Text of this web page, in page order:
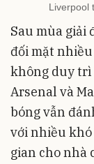
Liverpool
Sau mùa giải
đối mặt
không duy trì
Arsenal và
bóng vẫn
với nhiều
gian cho nhà